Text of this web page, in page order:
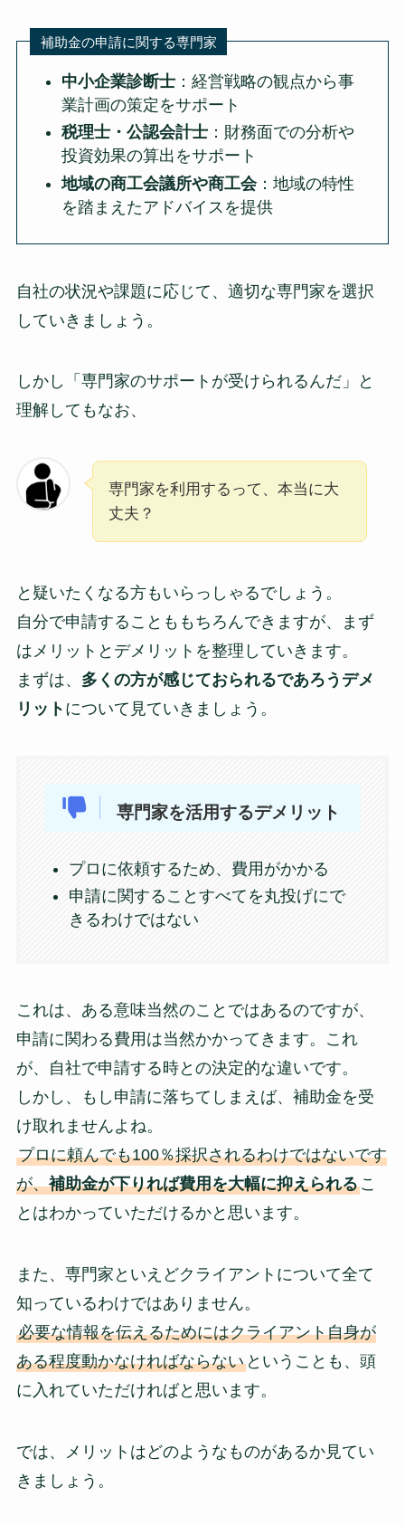
補助金の申請に関する専門家
中小企業診断士 ：経営戦略の観点から事
業計画の策定をサポート
税理士・公認会計士 ：財務面での分析や
投資効果の算出をサポート
地域の商工会議所や商工会：地域の特性
を踏まえたアドバイスを提供
自社の状況や課題に応じて、適切な専門家を選択
していきましょう。
しかし「専門家のサポートが受けられるんだ」と
理解してもなお、
専門家を利用するって、本当に大
丈夫？
と疑いたくなる方もいらっしゃるでしょう。
自分で申請することももちろんできますが、まず
はメリットとデメリットを整理していきます。
まずは、 多くの方が感じておられるであろうデメ
リット について見ていきましょう。
専門家を活用するデメリット
プロに依頼するため、費用がかかる
申請に関することすべてを丸投げにで
きるわけではない
これは、ある意味当然のことではあるのですが、
申請に関わる費用は当然かかってきます。これ
が、自社で申請する時との決定的な違いです。
しかし、もし申請に落ちてしまえば、補助金を受
け取れませんよね。
プロに頼んでも100％採択されるわけではないです
が、補助金が下りれば費用を大幅に抑えられるこ
とはわかっていただけるかと思います。
また、専門家といえどクライアントについて全て
知っているわけではありません。
必要な情報を伝えるためにはクライアント自身が
ある程度動かなければならないということも、頭
に入れていただければと思います。
では、メリットはどのようなものがあるか見てい
きましょう。